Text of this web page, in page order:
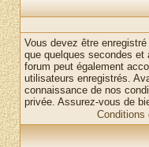
Vous devez être
que quelques secondes et
forum peut également
utilisateurs enregistrés.
connaissance de nos
privée. Assurez-vous de
Conditions